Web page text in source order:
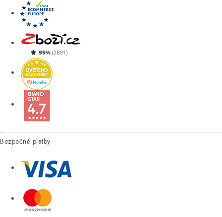
Bezpečné platby